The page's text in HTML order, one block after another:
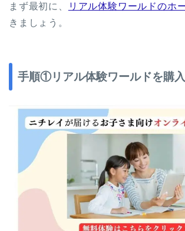
まず最初に、 リアル体験ワールドのホ
きましょう。
手順①リアル体験ワールドを購